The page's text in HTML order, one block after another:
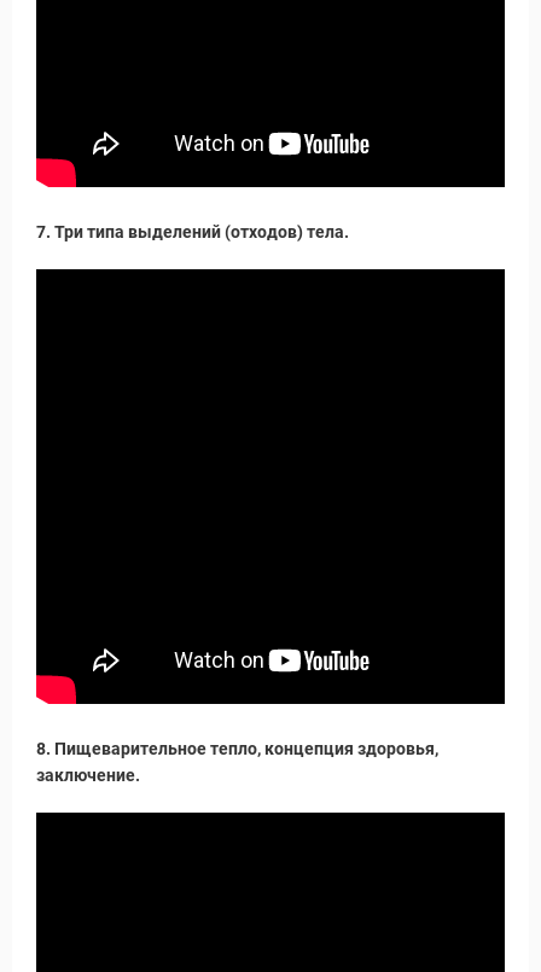
7. Три типа выделений (отходов) тела.
8. Пищеварительное тепло, концепция здоровья,
заключение.